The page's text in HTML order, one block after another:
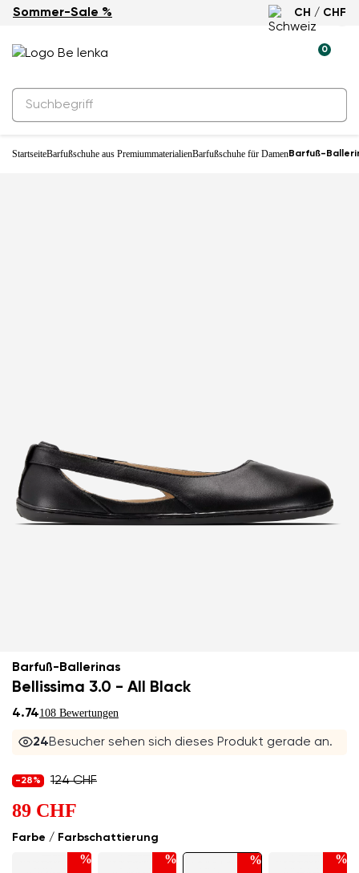
Sommer-Sale % CH / CHF
0
StartseiteBarfußschuhe aus PremiummaterialienBarfußschuhe für DamenBarfuß-
-28%
Barfuß-Ballerinas
Bellissima 3.0 - All Black
4.74108 Bewertungen
24Besucher sehen sich dieses Produkt gerade an.
Farbe / Farbschattierung
% % % %
-28% 124 CHF
89 CHF